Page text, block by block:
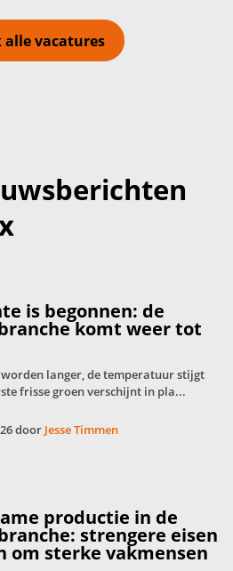
alle vacatures
is begonnen: de
komt weer tot
worden langer, de temperatuur stijgt
frisse groen verschijnt in pla...
door Jesse Timmen
productie in de
strengere eisen
om sterke vakmensen